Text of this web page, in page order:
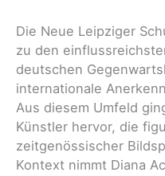
Die Neue Leipziger
zu den
deutschen
internationale
Aus diesem Umfeld
Künstler hervor, die
zeitgenössischer
Kontext nimmt Diana